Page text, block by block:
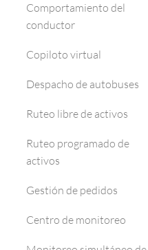
Comportamiento del
conductor
Copiloto virtual
Despacho de autobuses
Ruteo libre de activos
Ruteo programado de
activos
Gestión de pedidos
Centro de monitoreo